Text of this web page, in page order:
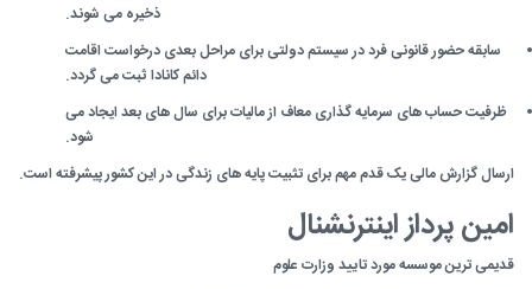
ذخیره می شوند.
سابقه حضور قانونی فرد در سیستم دولتی برای مراحل بعدی درخواست اقامت
دائم کانادا ثبت می گردد.
ظرفیت حساب های سرمایه گذاری معاف از مالیات برای سال های بعد ایجاد می
شود.
ارسال گزارش مالی یک قدم مهم برای تثبیت پایه های زندگی در این کشور پیشرفته است.
امین پرداز اینترنشنال
قدیمی ترین موسسه مورد تایید وزارت علوم